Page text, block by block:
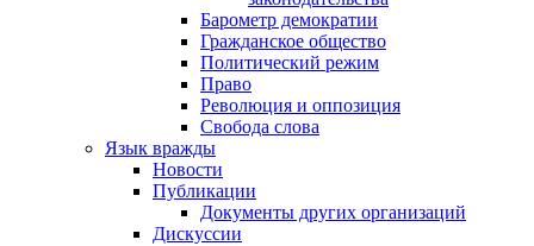
Барометр демократии
Гражданское общество
Политический режим
Право
Революция и оппозиция
Свобода слова
Язык вражды
Новости
Публикации
Документы других организаций
Дискуссии